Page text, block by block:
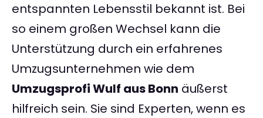
entspannten Lebensstil bekannt ist. Bei
so einem großen Wechsel kann die
Unterstützung durch ein erfahrenes
Umzugsunternehmen wie dem
Umzugsprofi Wulf aus Bonn äußerst
hilfreich sein. Sie sind Experten, wenn es